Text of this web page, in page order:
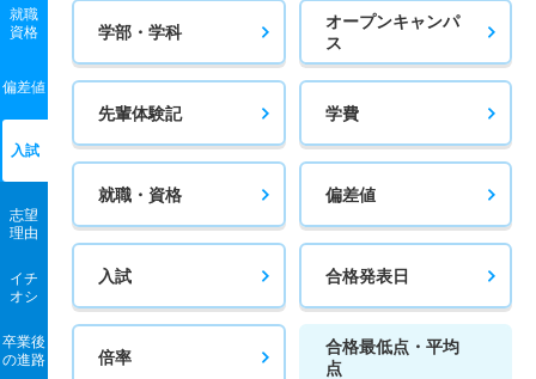
就職
資格
偏差値
入試
志望
理由
イチ
オシ
卒業後
の進路
学部・学科
オープンキャンパ
ス
先輩体験記 学費
就職・資格 偏差値
入試 合格発表日
倍率
合格最低点・平均
点